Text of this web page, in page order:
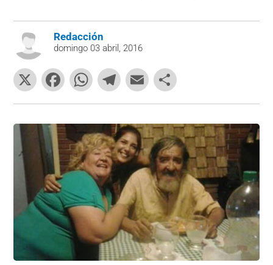
Redacción
domingo 03 abril, 2016
X
F
a
c
e
b
o
o
k
W
h
at
s
A
p
p
T
el
e
gr
a
m
E
m
ai
l
o
m
p
ar
tir